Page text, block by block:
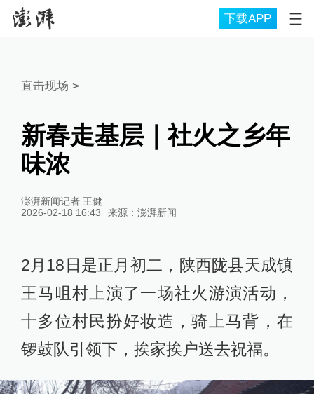
下载APP
直击现场 >
新春走基层｜社火之乡年
味浓
澎湃新闻记者 王健
2026-02-18 16:43
来源： 澎湃新闻
2月18日是正月初二，陕西陇县天成镇
王马咀村上演了一场社火游演活动，
十多位村民扮好妆造，骑上马背，在
锣鼓队引领下，挨家挨户送去祝福。